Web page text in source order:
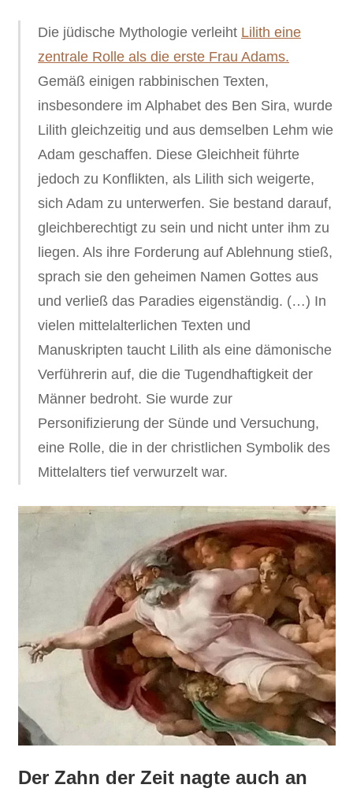
Die jüdische Mythologie verleiht Lilith eine
zentrale Rolle als die erste Frau Adams.
Gemäß einigen rabbinischen Texten,
insbesondere im Alphabet des Ben Sira, wurde
Lilith gleichzeitig und aus demselben Lehm wie
Adam geschaffen. Diese Gleichheit führte
jedoch zu Konflikten, als Lilith sich weigerte,
sich Adam zu unterwerfen. Sie bestand darauf,
gleichberechtigt zu sein und nicht unter ihm zu
liegen. Als ihre Forderung auf Ablehnung stieß,
sprach sie den geheimen Namen Gottes aus
und verließ das Paradies eigenständig. (…) In
vielen mittelalterlichen Texten und
Manuskripten taucht Lilith als eine dämonische
Verführerin auf, die die Tugendhaftigkeit der
Männer bedroht. Sie wurde zur
Personifizierung der Sünde und Versuchung,
eine Rolle, die in der christlichen Symbolik des
Mittelalters tief verwurzelt war.
Der Zahn der Zeit nagte auch an